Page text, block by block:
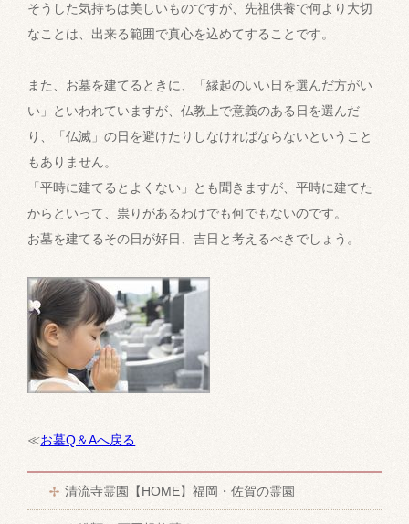
そうした気持ちは美しいものですが、先祖供養で何より大切
なことは、出来る範囲で真心を込めてすることです。
また、お墓を建てるときに、「縁起のいい日を選んだ方がい
い」といわれていますが、仏教上で意義のある日を選んだ
り、「仏滅」の日を避けたりしなければならないということ
もありません。
「平時に建てるとよくない」とも聞きますが、平時に建てた
からといって、祟りがあるわけでも何でもないのです。
お墓を建てるその日が好日、吉日と考えるべきでしょう。
≪お墓Q＆Aへ戻る
清流寺霊園【HOME】福岡・佐賀の霊園